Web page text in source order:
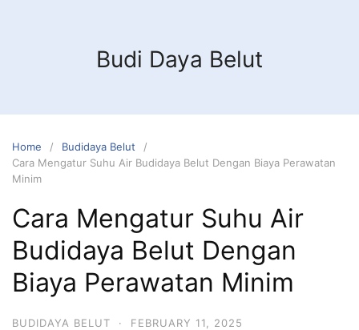
Budi Daya Belut
Home
Budidaya Belut
Cara Mengatur Suhu Air Budidaya Belut Dengan Biaya Perawatan
Minim
Cara Mengatur Suhu Air
Budidaya Belut Dengan
Biaya Perawatan Minim
BUDIDAYA BELUT · FEBRUARY 11, 2025